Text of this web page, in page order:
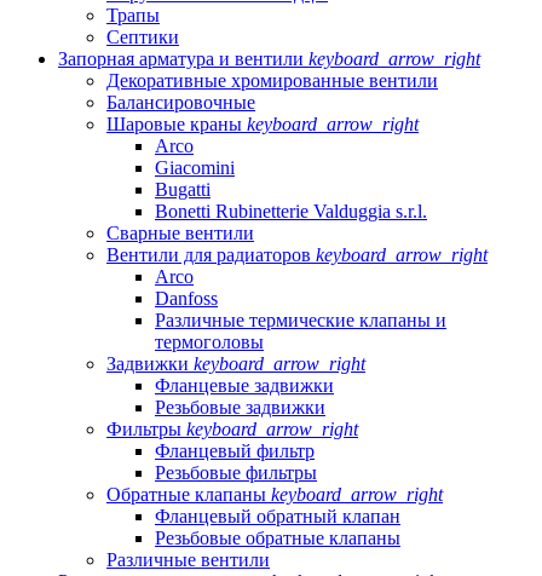
Трапы
Септики
Запорная арматура и вентили keyboard_arrow_right
Декоративные хромированные вентили
Балансировочные
Шаровые краны keyboard_arrow_right
Arco
Giacomini
Bugatti
Bonetti Rubinetterie Valduggia s.r.l.
Сварные вентили
Вентили для радиаторов keyboard_arrow_right
Arco
Danfoss
Различные термические клапаны и
термоголовы
Задвижки keyboard_arrow_right
Фланцевые задвижки
Резьбовые задвижки
Фильтры keyboard_arrow_right
Фланцевый фильтр
Резьбовые фильтры
Обратные клапаны keyboard_arrow_right
Фланцевый обратный клапан
Резьбовые обратные клапаны
Различные вентили